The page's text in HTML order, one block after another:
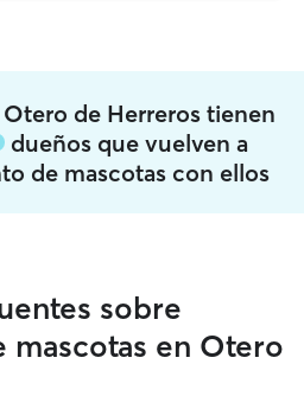
de Herreros tienen
dueños que vuelven a
de mascotas con ellos
sobre
en Otero